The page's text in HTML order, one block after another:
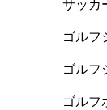
サッカ
ゴルフ
ゴルフ
ゴルフ